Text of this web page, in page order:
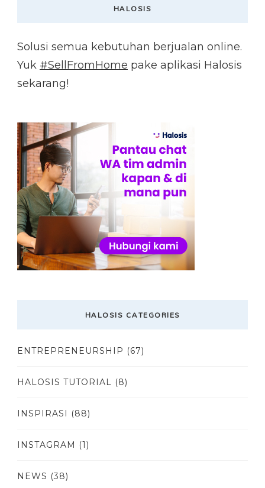
HALOSIS
Solusi semua kebutuhan berjualan online.
Yuk #SellFromHome pake aplikasi Halosis
sekarang!
HALOSIS CATEGORIES
ENTREPRENEURSHIP (67)
HALOSIS TUTORIAL (8)
INSPIRASI (88)
INSTAGRAM (1)
NEWS (38)